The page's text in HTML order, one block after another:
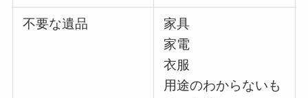
不要な遺品
家具
家電
衣服
用途のわからないも